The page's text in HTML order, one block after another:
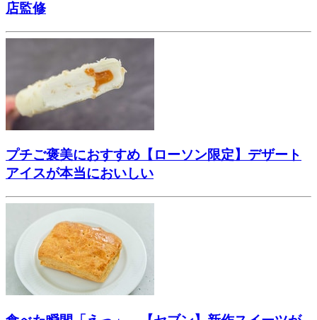
店監修
プチご褒美におすすめ【ローソン限定】デザート
アイスが本当においしい